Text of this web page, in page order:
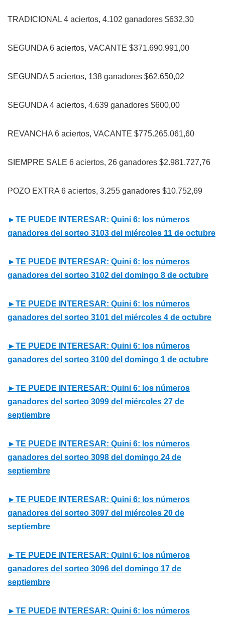
TRADICIONAL 4 aciertos, 4.102 ganadores $632,30
SEGUNDA 6 aciertos, VACANTE $371.690.991,00
SEGUNDA 5 aciertos, 138 ganadores $62.650,02
SEGUNDA 4 aciertos, 4.639 ganadores $600,00
REVANCHA 6 aciertos, VACANTE $775.265.061,60
SIEMPRE SALE 6 aciertos, 26 ganadores $2.981.727,76
POZO EXTRA 6 aciertos, 3.255 ganadores $10.752,69
►TE PUEDE INTERESAR: Quini 6: los números
ganadores del sorteo 3103 del miércoles 11 de octubre
►TE PUEDE INTERESAR: Quini 6: los números
ganadores del sorteo 3102 del domingo 8 de octubre
►TE PUEDE INTERESAR: Quini 6: los números
ganadores del sorteo 3101 del miércoles 4 de octubre
►TE PUEDE INTERESAR: Quini 6: los números
ganadores del sorteo 3100 del domingo 1 de octubre
►TE PUEDE INTERESAR: Quini 6: los números
ganadores del sorteo 3099 del miércoles 27 de
septiembre
►TE PUEDE INTERESAR: Quini 6: los números
ganadores del sorteo 3098 del domingo 24 de
septiembre
►TE PUEDE INTERESAR: Quini 6: los números
ganadores del sorteo 3097 del miércoles 20 de
septiembre
►TE PUEDE INTERESAR: Quini 6: los números
ganadores del sorteo 3096 del domingo 17 de
septiembre
►TE PUEDE INTERESAR: Quini 6: los números